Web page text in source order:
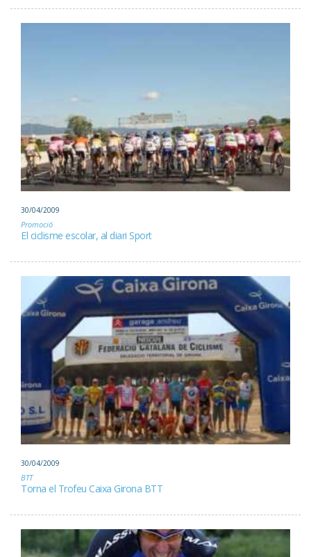
30/04/2009
Promoció
El ciclisme escolar, al diari Sport
30/04/2009
BTT
Torna el Trofeu Caixa Girona BTT